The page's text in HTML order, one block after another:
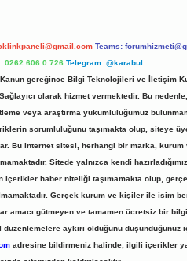
Teams:
0262 606 0 726 Telegram: @karabul
Kanun gereğince Bilgi Teknolojileri ve İletişim
olarak hizmet vermektedir. Bu
veya araştırma yükümlülüğümüz
sorumluluğunu taşımakta olup, siteye
Bu internet sitesi, herhangi bir marka, kurum
Sitede yalnızca kendi
içerikler haber niteliği taşımamakta olup,
Gerçek kurum ve kişiler ile isim
amacı gütmeyen ve tamamen ücretsiz bir
aykırı olduğunu düşündüğünüz
adresine bildirmeniz halinde, ilgili içerikler